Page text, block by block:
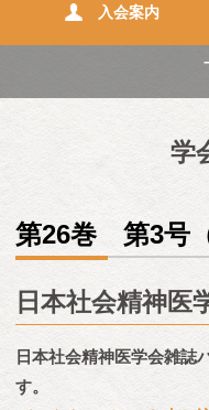
入会案内
学
第26巻 第3号
日本社会精神医
日本社会精神医学会雑誌
す。